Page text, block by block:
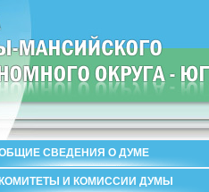
СВЕДЕНИЯ О ДУМЕ
КОМИТЕТЫ И КОМИССИИ ДУМЫ